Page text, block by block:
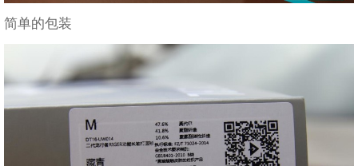
简单的包装